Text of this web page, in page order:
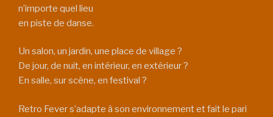
n’importe quel lieu
en piste de danse.
Un salon, un jardin, une place de village ?
De jour, de nuit, en intérieur, en extérieur ?
En salle, sur scène, en festival ?
Retro Fever s’adapte à son environnement et fait le pari